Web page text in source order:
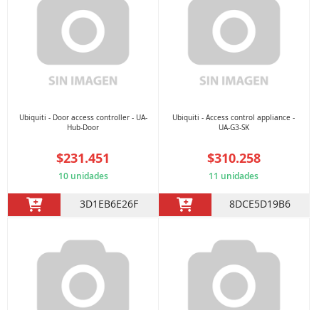
Ubiquiti - Door access controller - UA-
Hub-Door
$231.451
10 unidades
3D1EB6E26F
Ubiquiti - Access control appliance -
UA-G3-SK
$310.258
11 unidades
8DCE5D19B6